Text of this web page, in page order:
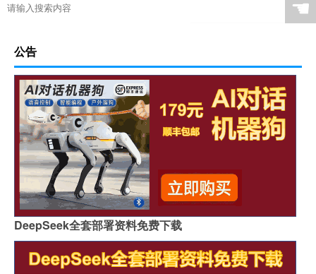
☚
公告
DeepSeek全套部署资料免费下载